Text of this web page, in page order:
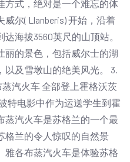
方式，绝对是一个难忘的体
尔( Llanberis) 开始，沿着
海拔3560英尺的山顶站。
丽的景色，包括威尔士的湖
及雪墩山的绝美风光。 3.
蒸汽火车 全部登上霍格沃茨
特电影中作为运送学生到霍
蒸汽火车是苏格兰的一个最
格兰的令人惊叹的自然景
雅各布蒸汽火车是体验苏格